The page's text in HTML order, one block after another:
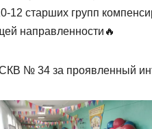
12 старших групп
направленности🔥
№ 34 за проявленный